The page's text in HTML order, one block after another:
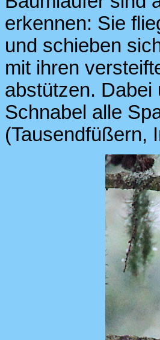
erkennen: Sie
und schieben
mit ihren
abstützen. Dabei
Schnabel alle
(Tausendfüßern,